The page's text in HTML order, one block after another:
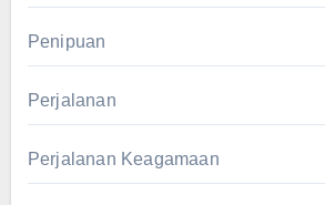
Penipuan
Perjalanan
Perjalanan Keagamaan